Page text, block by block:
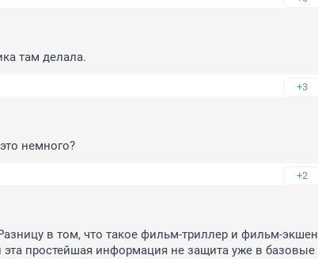
там делала.
+3
немного?
+2
в том, что такое фильм-триллер и фильм-экшен
эта простейшая информация не защита уже в базовые